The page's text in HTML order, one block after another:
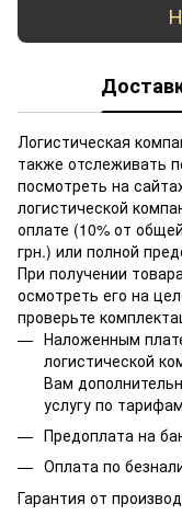
Логистическая
также отслеживать
посмотреть на
логистической
оплате (10% от
грн.) или полной
При получении
осмотреть его на
проверьте
Наложенным
логистической
Вам
услугу по
Предоплата на
Оплата по
Гарантия от